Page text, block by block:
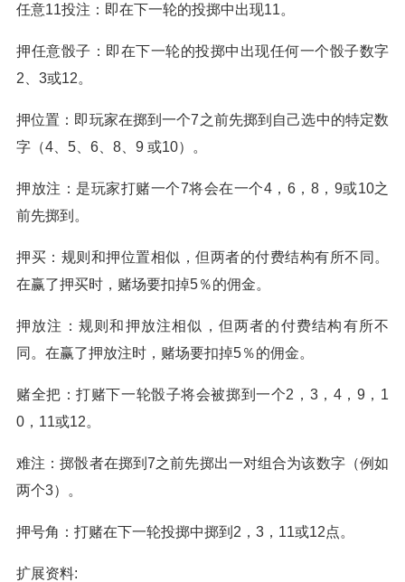
任意11投注：即在下一轮的投掷中出现11。
押任意骰子：即在下一轮的投掷中出现任何一个骰子数字
2、3或12。
押位置：即玩家在掷到一个7之前先掷到自己选中的特定数
字（4、5、6、8、9 或10）。
押放注：是玩家打赌一个7将会在一个4，6，8，9或10之
前先掷到。
押买：规则和押位置相似，但两者的付费结构有所不同。
在赢了押买时，赌场要扣掉5％的佣金。
押放注：规则和押放注相似，但两者的付费结构有所不
同。在赢了押放注时，赌场要扣掉5％的佣金。
赌全把：打赌下一轮骰子将会被掷到一个2，3，4，9，1
0，11或12。
难注：掷骰者在掷到7之前先掷出一对组合为该数字（例如
两个3）。
押号角：打赌在下一轮投掷中掷到2，3，11或12点。
扩展资料: